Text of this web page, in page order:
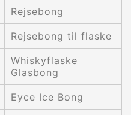
Rejsebong
Rejsebong til flaske
Whiskyflaske
Glasbong
Eyce Ice Bong